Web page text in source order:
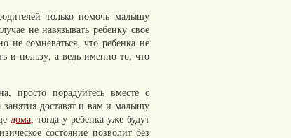
только помочь малышу
не навязывать ребенку свое
сомневаться, что ребенка не
и пользу, а ведь именно то, что
просто порадуйтесь вместе с
занятия доставят и вам и малышу
дома, тогда у ребенка уже будут
состояние позволит без